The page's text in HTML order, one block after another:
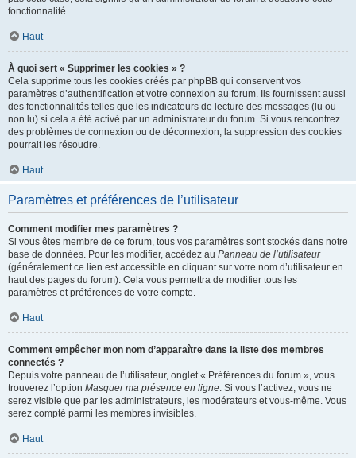
fonctionnalité.
Haut
À quoi sert « Supprimer les cookies » ?
Cela supprime tous les cookies créés par phpBB qui conservent vos
paramètres d’authentification et votre connexion au forum. Ils fournissent aussi
des fonctionnalités telles que les indicateurs de lecture des messages (lu ou
non lu) si cela a été activé par un administrateur du forum. Si vous rencontrez
des problèmes de connexion ou de déconnexion, la suppression des cookies
pourrait les résoudre.
Haut
Paramètres et préférences de l’utilisateur
Comment modifier mes paramètres ?
Si vous êtes membre de ce forum, tous vos paramètres sont stockés dans notre
base de données. Pour les modifier, accédez au Panneau de l’utilisateur
(généralement ce lien est accessible en cliquant sur votre nom d’utilisateur en
haut des pages du forum). Cela vous permettra de modifier tous les
paramètres et préférences de votre compte.
Haut
Comment empêcher mon nom d’apparaître dans la liste des membres
connectés ?
Depuis votre panneau de l’utilisateur, onglet « Préférences du forum », vous
trouverez l’option Masquer ma présence en ligne. Si vous l’activez, vous ne
serez visible que par les administrateurs, les modérateurs et vous-même. Vous
serez compté parmi les membres invisibles.
Haut